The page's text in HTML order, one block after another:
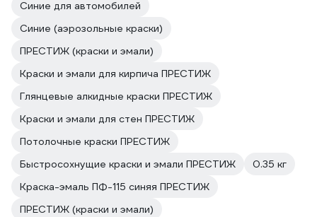
Синие для автомобилей
Синие (аэрозольные краски)
ПРЕСТИЖ (краски и эмали)
Краски и эмали для кирпича ПРЕСТИЖ
Глянцевые алкидные краски ПРЕСТИЖ
Краски и эмали для стен ПРЕСТИЖ
Потолочные краски ПРЕСТИЖ
Быстросохнущие краски и эмали ПРЕСТИЖ
0.35 кг
Краска-эмаль ПФ-115 синяя ПРЕСТИЖ
ПРЕСТИЖ (краски и эмали)